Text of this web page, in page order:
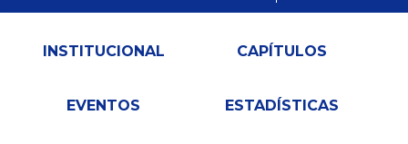
Usuario
Contraseña
INSTITUCIONAL CAPÍTULOS
EVENTOS ESTADÍSTICAS